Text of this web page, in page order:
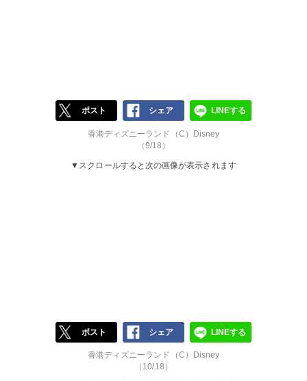
ポスト シェア LINEする
香港ディズニーランド（C）Disney
（9/18）
▼スクロールすると次の画像が表示されます
ポスト シェア LINEする
香港ディズニーランド（C）Disney
（10/18）